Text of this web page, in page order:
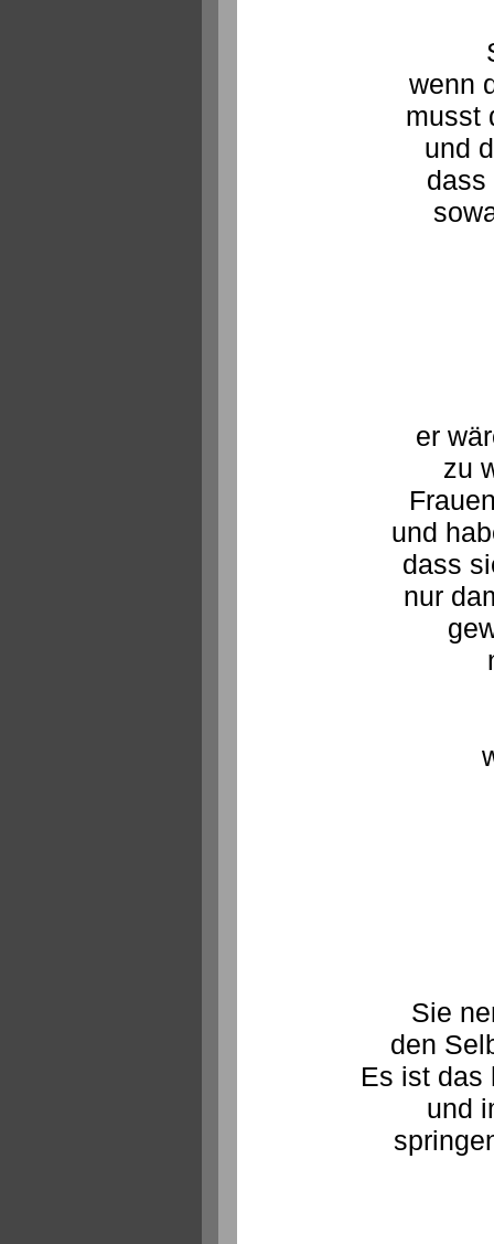
wenn
musst
und
dass
er
zu
und
dass
nur
Sie
den
Es ist das
und